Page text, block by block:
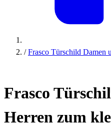
/ Frasco Türschild Damen
Frasco
Herren zum